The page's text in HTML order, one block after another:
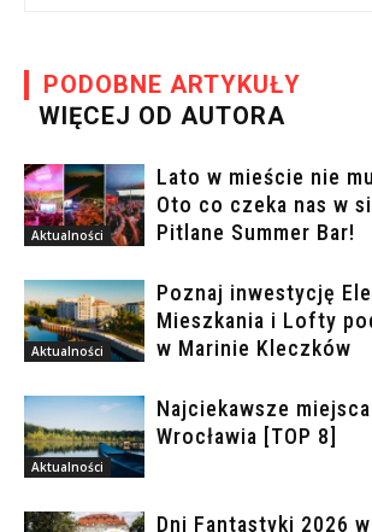
PODOBNE ARTYKUŁY
WIĘCEJ OD AUTORA
Aktualności
Lato w mieście nie
Oto co czeka nas w
Pitlane Summer Bar!
Aktualności
Poznaj inwestycję
Mieszkania i Lofty
w Marinie Kleczków
Aktualności
Najciekawsze
Wrocławia [TOP 8]
Dni Fantastyki 2026